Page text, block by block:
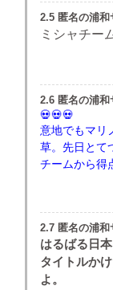
2.5 匿名の浦和
ミシャチー
2.6 匿名の浦和
意地でもマリ
草。先日とて
チームから得
2.7 匿名の浦和
はるばる日
タイトルか
よ。